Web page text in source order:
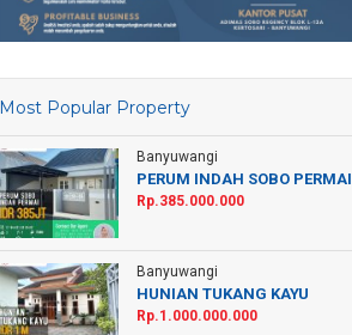
Most Popular Property
Banyuwangi
PERUM INDAH SOBO PERMAI
Rp.385.000.000
Banyuwangi
HUNIAN TUKANG KAYU
Rp.1.000.000.000